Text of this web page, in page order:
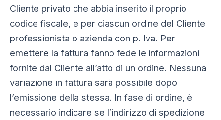
Cliente privato che abbia inserito il proprio
codice fiscale, e per ciascun ordine del Cliente
professionista o azienda con p. Iva. Per
emettere la fattura fanno fede le informazioni
fornite dal Cliente all’atto di un ordine. Nessuna
variazione in fattura sarà possibile dopo
l’emissione della stessa. In fase di ordine, è
necessario indicare se l’indirizzo di spedizione